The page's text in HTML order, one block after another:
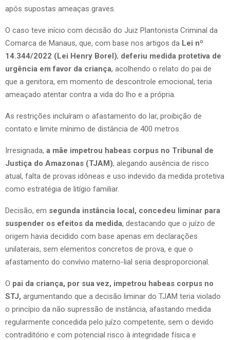
após supostas ameaças graves.
O caso teve início com decisão do Juiz Plantonista Criminal da
Comarca de Manaus, que, com base nos artigos da Lei nº
14.344/2022 (Lei Henry Borel), deferiu medida protetiva de
urgência em favor da criança, acolhendo o relato do pai de
que a genitora, em momento de descontrole emocional, teria
ameaçado atentar contra a vida do lho e a própria.
As restrições incluíram o afastamento do lar, proibição de
contato e limite mínimo de distância de 400 metros.
Irresignada, a mãe impetrou habeas corpus no Tribunal de
Justiça do Amazonas (TJAM), alegando ausência de risco
atual, falta de provas idôneas e uso indevido da medida protetiva
como estratégia de litígio familiar.
Decisão, em segunda instância local, concedeu liminar para
suspender os efeitos da medida, destacando que o juízo de
origem havia decidido com base apenas em declarações
unilaterais, sem elementos concretos de prova, e que o
afastamento do convívio materno-lial seria desproporcional.
O pai da criança, por sua vez, impetrou habeas corpus no
STJ, argumentando que a decisão liminar do TJAM teria violado
o princípio da não supressão de instância, afastando medida
regularmente concedida pelo juízo competente, sem o devido
contraditório e com potencial risco à integridade física e